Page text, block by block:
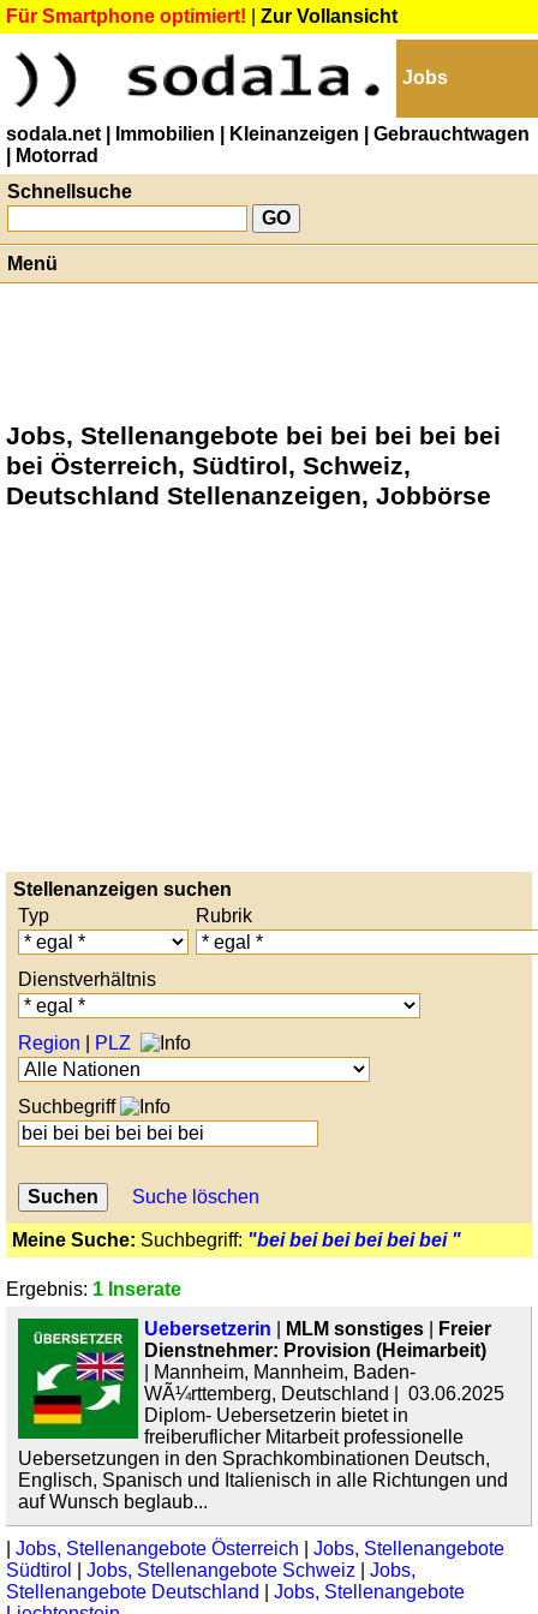
Für Smartphone optimiert! Zur Vollansicht
Jobs
sodala.net | Immobilien | Kleinanzeigen
| Gebrauchtwagen
| Motorrad
Schnellsuche
Menü
Jobs, Stellenangebote bei bei bei bei bei
bei Österreich, Südtirol, Schweiz,
Deutschland Stellenanzeigen, Jobbörse
Stellenanzeigen suchen
Typ
Rubrik
Dienstverhältnis
Region PLZ
Suchbegriff
Suche löschen
Meine Suche: Suchbegriff: "bei bei bei bei bei bei "
Ergebnis: 1 Inserate
Uebersetzerin
MLM sonstiges
Freier
Dienstnehmer: Provision (Heimarbeit)
| Mannheim, Mannheim, Baden-
WÃ¼rttemberg, Deutschland | 03.06.2025
Diplom- Uebersetzerin bietet in
freiberuflicher Mitarbeit professionelle
Uebersetzungen in den Sprachkombinationen Deutsch,
Englisch, Spanisch und Italienisch in alle Richtungen und
auf Wunsch beglaub...
Jobs, Stellenangebote Österreich
Jobs, Stellenangebote
Südtirol
Jobs, Stellenangebote Schweiz
Jobs,
Stellenangebote Deutschland
Jobs, Stellenangebote